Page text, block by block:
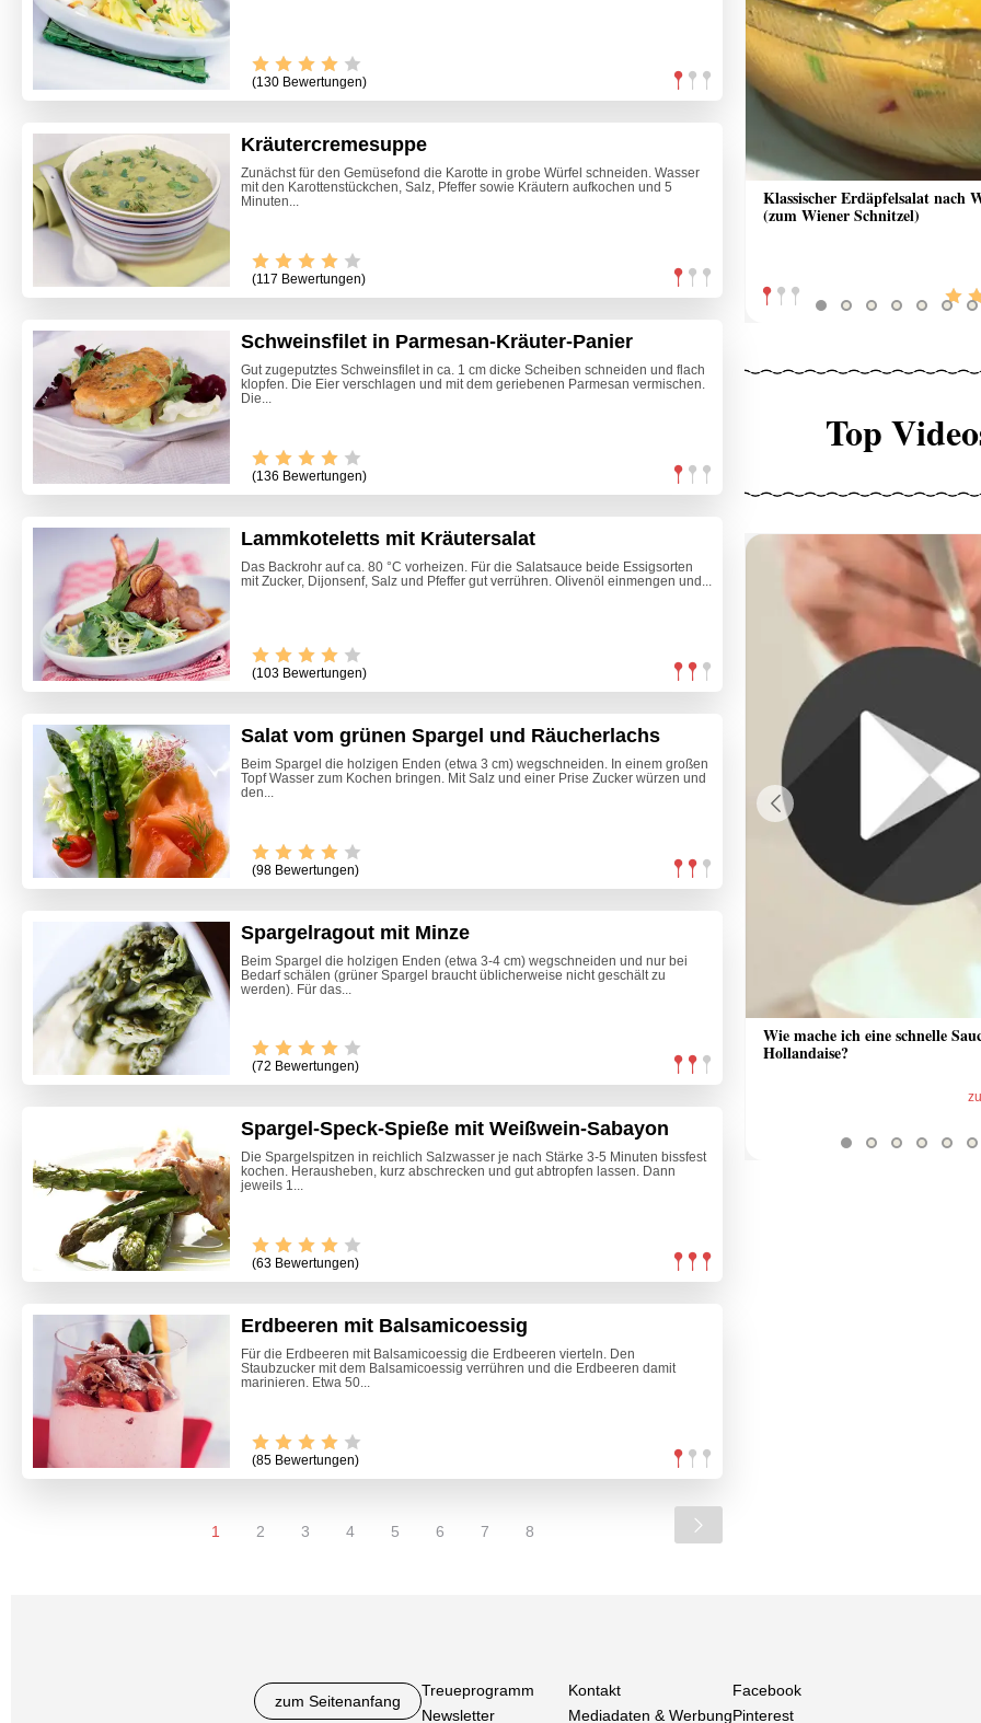
(130 Bewertungen)
Kräutercremesuppe
Zunächst für den Gemüsefond die Karotte in grobe Würfel schneiden. Wasser
mit den Karottenstückchen, Salz, Pfeffer sowie Kräutern aufkochen und 5
Minuten...
(117 Bewertungen)
Schweinsfilet in Parmesan-Kräuter-Panier
Gut zugeputztes Schweinsfilet in ca. 1 cm dicke Scheiben schneiden und flach
klopfen. Die Eier verschlagen und mit dem geriebenen Parmesan vermischen.
Die...
(136 Bewertungen)
Lammkoteletts mit Kräutersalat
Das Backrohr auf ca. 80 °C vorheizen. Für die Salatsauce beide Essigsorten
mit Zucker, Dijonsenf, Salz und Pfeffer gut verrühren. Olivenöl einmengen und...
(103 Bewertungen)
Salat vom grünen Spargel und Räucherlachs
Beim Spargel die holzigen Enden (etwa 3 cm) wegschneiden. In einem großen
Topf Wasser zum Kochen bringen. Mit Salz und einer Prise Zucker würzen und
den...
(98 Bewertungen)
Spargelragout mit Minze
Beim Spargel die holzigen Enden (etwa 3-4 cm) wegschneiden und nur bei
Bedarf schälen (grüner Spargel braucht üblicherweise nicht geschält zu
werden). Für das...
(72 Bewertungen)
Spargel-Speck-Spieße mit Weißwein-Sabayon
Die Spargelspitzen in reichlich Salzwasser je nach Stärke 3-5 Minuten bissfest
kochen. Herausheben, kurz abschrecken und gut abtropfen lassen. Dann
jeweils 1...
(63 Bewertungen)
Erdbeeren mit Balsamicoessig
Für die Erdbeeren mit Balsamicoessig die Erdbeeren vierteln. Den
Staubzucker mit dem Balsamicoessig verrühren und die Erdbeeren damit
marinieren. Etwa 50...
(85 Bewertungen)
1 2 3 4 5 6 7 8
Klassischer Erdäpfelsalat nach
(zum Wiener Schnitzel)
Rindsuppe
Top
Wie mache ich eine schnelle
Hollandaise?
Previous
zum Seitenanfang
Treueprogramm
Newsletter
Kontakt
Mediadaten & Werbung
Facebook
Pinterest